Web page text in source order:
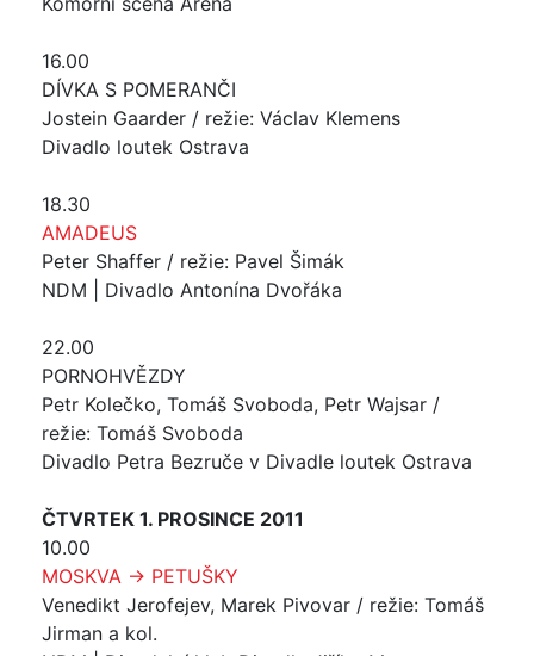
16.00
DÍVKA S POMERANČI
Jostein Gaarder / režie: Václav Klemens
Divadlo loutek Ostrava
18.30
AMADEUS
Peter Shaffer / režie: Pavel Šimák
NDM | Divadlo Antonína Dvořáka
22.00
PORNOHVĚZDY
Petr Kolečko, Tomáš Svoboda, Petr Wajsar /
režie: Tomáš Svoboda
Divadlo Petra Bezruče v Divadle loutek Ostrava
ČTVRTEK 1. PROSINCE 2011
10.00
MOSKVA → PETUŠKY
Venedikt Jerofejev, Marek Pivovar / režie: Tomáš
Jirman a kol.